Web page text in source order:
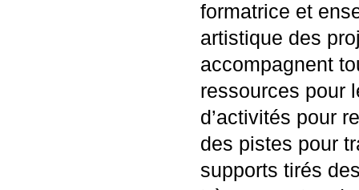
formatrice et
artistique des
accompagnent
ressources pour
d’activités pour
des pistes pour
supports tirés